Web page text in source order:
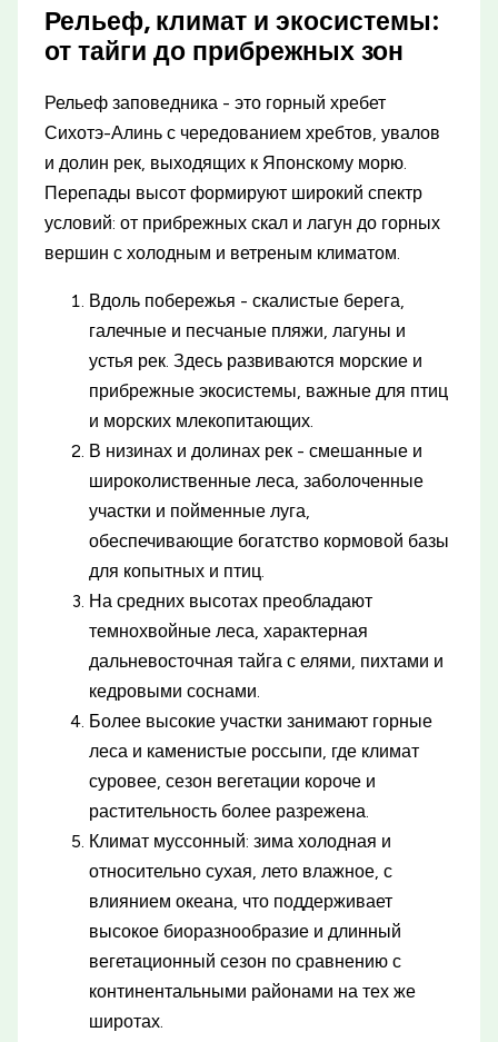
Рельеф, климат и экосистемы:
от тайги до прибрежных зон
Рельеф заповедника - это горный хребет
Сихотэ-Алинь с чередованием хребтов, увалов
и долин рек, выходящих к Японскому морю.
Перепады высот формируют широкий спектр
условий: от прибрежных скал и лагун до горных
вершин с холодным и ветреным климатом.
Вдоль побережья - скалистые берега,
галечные и песчаные пляжи, лагуны и
устья рек. Здесь развиваются морские и
прибрежные экосистемы, важные для птиц
и морских млекопитающих.
В низинах и долинах рек - смешанные и
широколиственные леса, заболоченные
участки и пойменные луга,
обеспечивающие богатство кормовой базы
для копытных и птиц.
На средних высотах преобладают
темнохвойные леса, характерная
дальневосточная тайга с елями, пихтами и
кедровыми соснами.
Более высокие участки занимают горные
леса и каменистые россыпи, где климат
суровее, сезон вегетации короче и
растительность более разрежена.
Климат муссонный: зима холодная и
относительно сухая, лето влажное, с
влиянием океана, что поддерживает
высокое биоразнообразие и длинный
вегетационный сезон по сравнению с
континентальными районами на тех же
широтах.